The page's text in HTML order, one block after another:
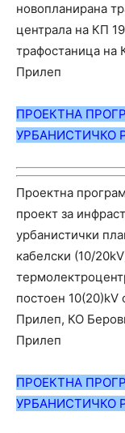
новопланирана
централа на КП
трафостаница
Прилеп
ПРОЕКТНА
УРБАНИСТИЧКО
Проектна
проект за
урбанистички
кабелски (10/
постоен
Прилеп, КО
Прилеп
ПРОЕКТНА
УРБАНИСТИЧКО